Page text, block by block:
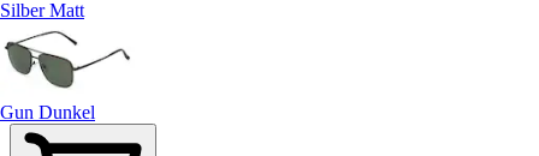
Silber Matt
Gun Dunkel